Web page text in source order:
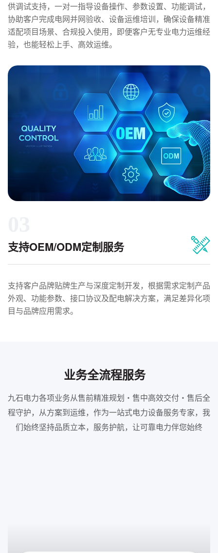
供调试支持，一对一指导设备操作、参数设置、功能调试，
协助客户完成电网并网验收、设备运维培训，确保设备精准
适配项目场景、合规投入使用，即便客户无专业电力运维经
验，也能轻松上手、高效运维。
支持OEM/ODM定制服务
支持客户品牌贴牌生产与深度定制开发，根据需求定制产品
外观、功能参数、接口协议及配电解决方案，满足差异化项
目与品牌应用需求。
业务全流程服务
九石电力各项业务从售前精准规划・售中高效交付・售后全
程守护，从方案到运维，作为一站式电力设备服务专家，我
们始终坚持品质立本，服务护航，让可靠电力伴您始终